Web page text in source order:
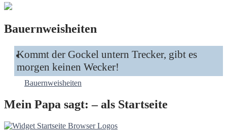
Bauernweisheiten
Kommt der Gockel untern Trecker, gibt es
morgen keinen Wecker!
Bauernweisheiten
Mein Papa sagt: – als Startseite